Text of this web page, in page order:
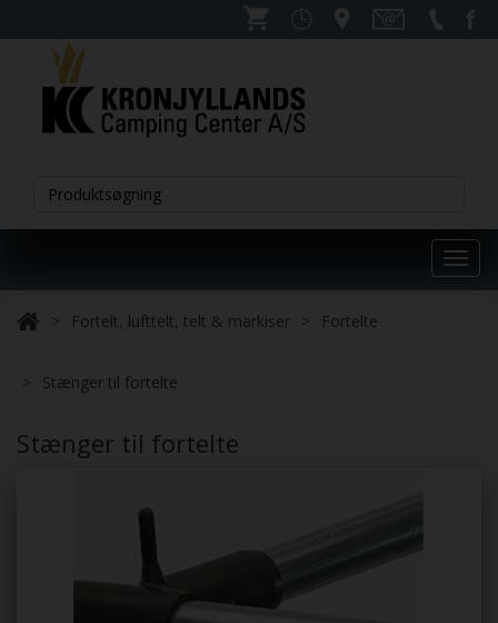
Fortelt, lufttelt, telt & markiser Fortelte
Stænger til fortelte
Stænger til fortelte